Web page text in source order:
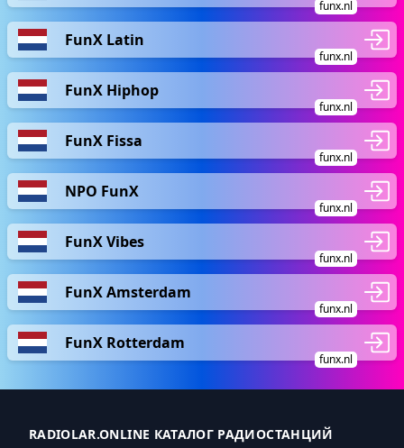
funx.nl
FunX Latin
funx.nl
FunX Hiphop
funx.nl
FunX Fissa
funx.nl
NPO FunX
funx.nl
FunX Vibes
funx.nl
FunX Amsterdam
funx.nl
FunX Rotterdam
funx.nl
RADIOLAR.ONLINE КАТАЛОГ РАДИОСТАНЦИЙ